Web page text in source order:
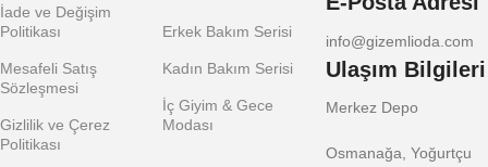
İade ve Değişim
Politikası
Mesafeli Satış
Sözleşmesi
Gizlilik ve Çerez
Politikası
Erkek Bakım Serisi
Kadın Bakım Serisi
İç Giyim & Gece
Modası
info@gizemlioda.com
Ulaşım Bilgileri
Merkez Depo
Osmanağa, Yoğurtçu